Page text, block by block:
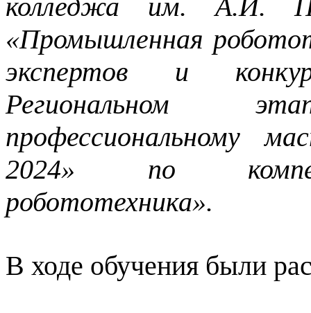
колледжа им. А.И.
«Промышленная
экспертов и
Региональном
профессиональному
2024» по
робототехника».
В ходе обучения были